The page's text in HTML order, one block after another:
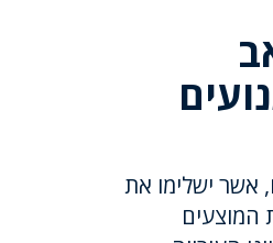
אשר ישלימו את
המוצעים